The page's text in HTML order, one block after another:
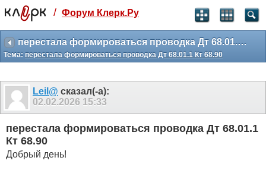
Святые угодники, Клерк без рекламы
прекрасен:)
месяц
3 месяца
259
₽
-10%
499 ₽
-15%
Отмена Оплатить
/ Форум Клерк.Ру
перестала формироваться проводка Дт 68.01.1 Кт 68.90
Тема: перестала формироваться проводка Дт 68.01.1 Кт 68.90
Leil@ сказал(-а):
02.02.2026 15:33
перестала формироваться проводка Дт 68.01.1
Кт 68.90
Добрый день!